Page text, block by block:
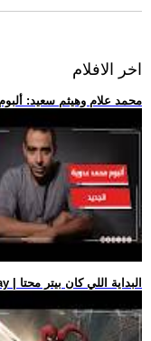
اخر الافلام
.. محمد علام وهيثم سعيد:
.. فيلم Spider-Man: Brand New Day | البداية اللي كان بيتر محتا